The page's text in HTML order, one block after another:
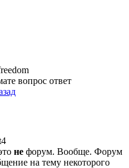
вопрос ответ
не форум. Вообще. Форум
на тему некоторого